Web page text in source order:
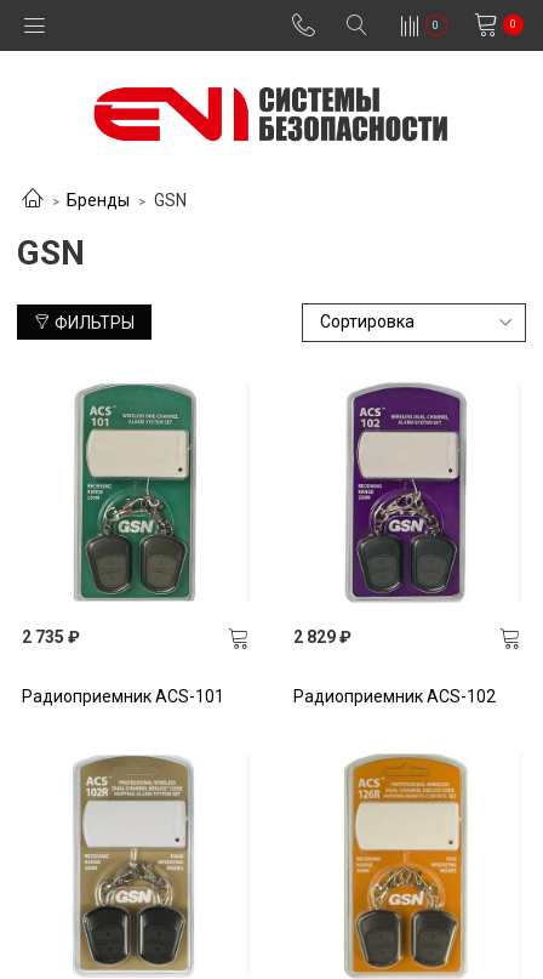
0 0
Бренды GSN
GSN
ФИЛЬТРЫ
2 735 ₽
Радиоприемник ACS-101
2 829 ₽
Радиоприемник ACS-102